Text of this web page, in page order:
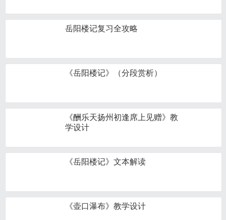
岳阳楼记复习全攻略
《岳阳楼记》（分段赏析）
《酬乐天扬州初逢席上见赠》教
学设计
《岳阳楼记》文本解读
《壶口瀑布》教学设计